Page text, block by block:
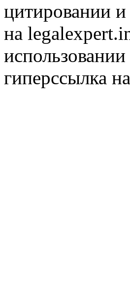
цитировании
на
гиперссылка на